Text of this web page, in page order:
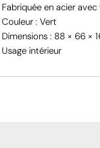
Fabriquée en acier
Couleur : Vert
Dimensions : 88 × 66 ×
Usage intérieur